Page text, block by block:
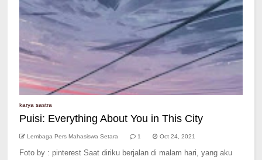
karya sastra
Puisi: Everything About You in This City
Lembaga Pers Mahasiswa Setara 1 Oct 24, 2021
Foto by : pinterest Saat diriku berjalan di malam hari, yang aku